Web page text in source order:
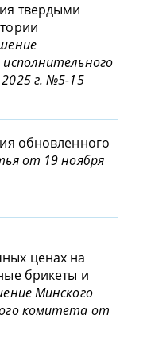
твердыми
г. №5-15
обновленного
от 19 ноября
ценах на
брикеты и
Минского
комитета от